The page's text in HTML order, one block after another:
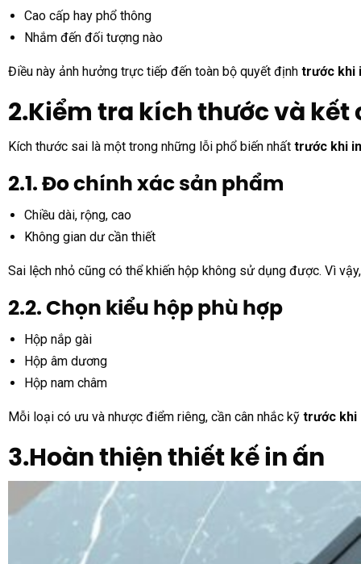
Cao cấp hay phổ thông
Nhắm đến đối tượng nào
Điều này ảnh hưởng trực tiếp đến toàn bộ quyết định trước khi
2.Kiểm tra kích thước và kết
Kích thước sai là một trong những lỗi phổ biến nhất trước khi
2.1. Đo chính xác sản phẩm
Chiều dài, rộng, cao
Không gian dư cần thiết
Sai lệch nhỏ cũng có thể khiến hộp không sử dụng được. Vì
2.2. Chọn kiểu hộp phù hợp
Hộp nắp gài
Hộp âm dương
Hộp nam châm
Mỗi loại có ưu và nhược điểm riêng, cần cân nhắc kỹ trước khi
3.Hoàn thiện thiết kế in ấn